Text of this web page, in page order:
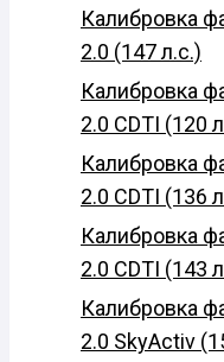
Калибровка
2.0 (147 л.с.)
Калибровка
2.0 CDTI (120
Калибровка
2.0 CDTI (136
Калибровка
2.0 CDTI (143
Калибровка
2.0 SkyActiv